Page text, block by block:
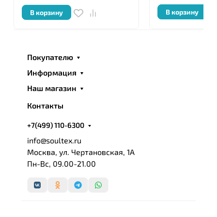
В корзину В корзину
Покупателю
Информация
Наш магазин
Контакты
+7(499) 110-6300
info@soultex.ru
Москва, ул. Чертановская, 1А
Пн-Вс, 09.00-21.00